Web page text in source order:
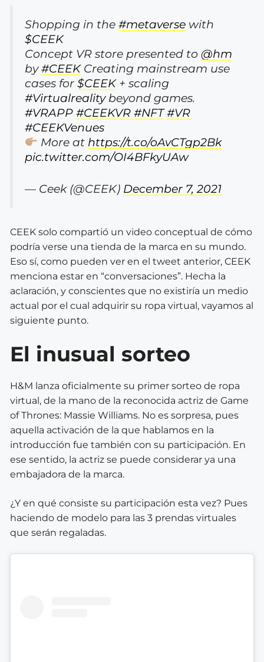
Shopping in the #metaverse with
$CEEK
Concept VR store presented to @hm
by#CEEKCreating mainstream use
cases for $CEEK+ scaling
#Virtualrealitybeyond games.
#VRAPP #CEEKVR #NFT #VR
#CEEKVenues
More at https://t.co/oAvCTgp2Bk
pic.twitter.com/OI4BFkyUAw
— Ceek (@CEEK) December 7, 2021
CEEK solo compartió un video conceptual de cómo
podría verse una tienda de la marca en su mundo.
Eso sí, como pueden ver en el tweet anterior, CEEK
menciona estar en “conversaciones”. Hecha la
aclaración, y conscientes que no existiría un medio
actual por el cual adquirir su ropa virtual, vayamos al
siguiente punto.
El inusual sorteo
H&M lanza oficialmente su primer sorteo de ropa
virtual, de la mano de la reconocida actriz de Game
of Thrones: Massie Williams. No es sorpresa, pues
aquella activación de la que hablamos en la
introducción fue también con su participación. En
ese sentido, la actriz se puede considerar ya una
embajadora de la marca.
¿Y en qué consiste su participación esta vez? Pues
haciendo de modelo para las 3 prendas virtuales
que serán regaladas.